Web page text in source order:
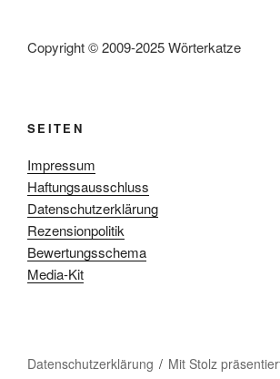
Copyright © 2009-2025 Wörterkatze
SEITEN
Impressum
Haftungsausschluss
Datenschutzerklärung
Rezensionpolitik
Bewertungsschema
Media-Kit
Datenschutzerklärung Mit Stolz